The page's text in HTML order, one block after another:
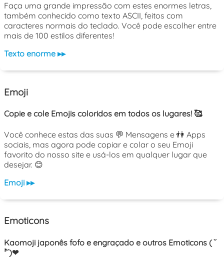
Faça uma grande impressão com estes enormes letras,
também conhecido como texto ASCII, feitos com
caracteres normais do teclado. Você pode escolher entre
mais de 100 estilos diferentes!
Texto enorme ▸▸
Emoji
Copie e cole Emojis coloridos em todos os lugares! 🥰
Você conhece estas das suas 💬 Mensagens e 👫 Apps
sociais, mas agora pode copiar e colar o seu Emoji
favorito do nosso site e usá-los em qualquer lugar que
desejar. 😊
Emoji ▸▸
Emoticons
Kaomoji japonês fofo e engraçado e outros Emoticons ( ˘
³˘)❤